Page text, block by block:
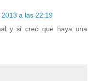
a las 22:19
y si creo que haya una